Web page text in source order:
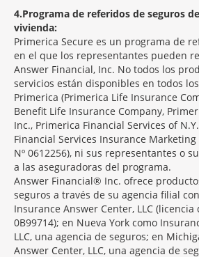
4 Programa de referidos de seguros
vivienda:
Primerica Secure es un programa de
en el que los representantes pueden
Answer Financial, Inc. No todos los
servicios están disponibles en todos
Primerica (Primerica Life Insurance
Benefit Life Insurance Company,
Inc., Primerica Financial Services of
Financial Services Insurance Marketing
Nº 0612256), ni sus representantes o
a las aseguradoras del programa.
Answer Financial® Inc. ofrece
seguros a través de su agencia filial
Insurance Answer Center, LLC
0B99714); en Nueva York como
LLC, una agencia de seguros; en
Answer Center, LLC, una agencia de